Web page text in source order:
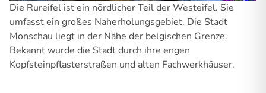
Die Rureifel ist ein nördlicher Teil der Westeifel. Sie
umfasst ein großes Naherholungsgebiet. Die Stadt
Monschau liegt in der Nähe der belgischen Grenze.
Bekannt wurde die Stadt durch ihre engen
Kopfsteinpflasterstraßen und alten Fachwerkhäuser.